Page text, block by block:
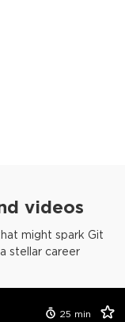
videos
might spark Git
stellar career
25 min